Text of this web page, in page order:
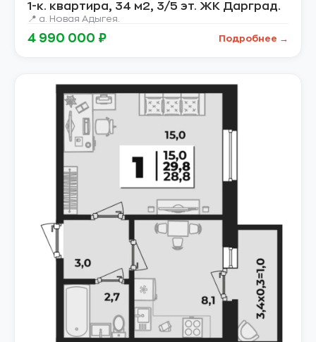
1-к. квартира, 34 м2, 3/5 эт. ЖК Дарград.
📍 а. Новая Адыгея.
4 990 000 ₽ Подробнее →